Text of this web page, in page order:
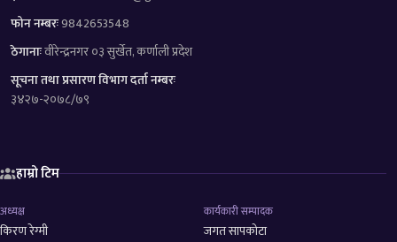
फोन नम्बरः9842653548
ठेगानाःवीरेन्द्रनगर ०३ सुर्खेत, कर्णाली प्रदेश
सूचना तथा प्रसारण विभाग दर्ता नम्बरः
३४२७-२०७८/७९
हाम्रो टिम
अध्यक्ष
किरण रेग्मी
कार्यकारी सम्पादक
जगत सापकोटा